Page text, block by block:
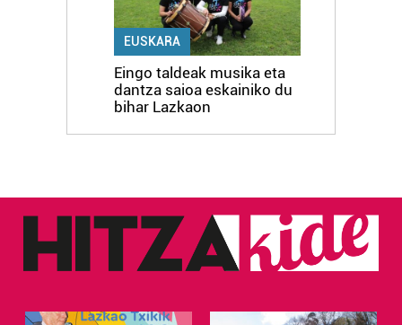
EUSKARA
Eingo taldeak musika eta
dantza saioa eskainiko du
bihar Lazkaon